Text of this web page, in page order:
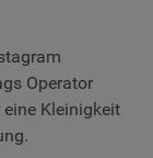
Operator
Kleinigkeit